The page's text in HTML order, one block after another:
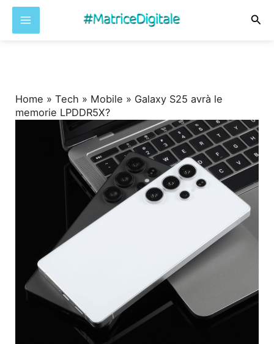
Home »Tech » Mobile » Galaxy S25 avrà le
memorie LPDDR5X?